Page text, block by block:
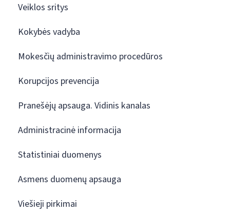
Veiklos sritys
Kokybės vadyba
Mokesčių administravimo procedūros
Korupcijos prevencija
Pranešėjų apsauga. Vidinis kanalas
Administracinė informacija
Statistiniai duomenys
Asmens duomenų apsauga
Viešieji pirkimai